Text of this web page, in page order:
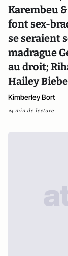
Karembeu
font sex-
se seraient
madrague
au droit;
Hailey
Kimberley Bort
24 min de lecture